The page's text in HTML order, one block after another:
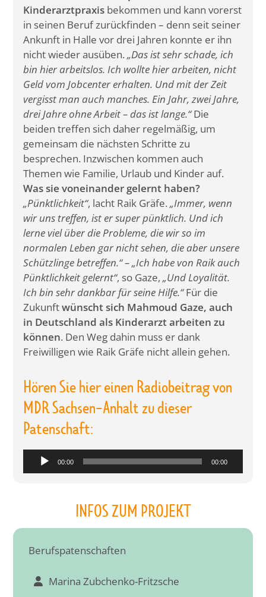
Kinderarztpraxis bekommen und kann vorerst
in seinen Beruf zurückfinden – denn seit seiner
Ankunft in Halle vor drei Jahren konnte er ihn
nicht wieder ausüben.„Das ist sehr schade, ich
bin hier arbeitslos. Ich wollte hier arbeiten, nicht
Geld vom Jobcenter erhalten. Und mit der Zeit
vergisst man auch manches. Ein Jahr, zwei Jahre,
drei Jahre ohne Arbeit – das ist lange.“Die
beiden treffen sich daher regelmäßig, um
gemeinsam die nächsten Schritte zu
besprechen. Inzwischen kommen auch
Themen wie Familie, Urlaub und Kinder auf.
Was sie voneinander gelernt haben?
„Pünktlichkeit“, lacht Raik Gräfe.„Immer, wenn
wir uns treffen, ist er super pünktlich. Und ich
lerne viel über die Probleme, die wir so im
normalen Leben gar nicht sehen, die aber unsere
Schützlinge betreffen.“ – „Ich habe von Raik auch
Pünktlichkeit gelernt“, so Gaze,„Und Loyalität.
Ich bin sehr dankbar für seine Hilfe.“Für die
Zukunftwünscht sich Mahmoud Gaze, auch
in Deutschland als Kinderarzt arbeiten zu
können. Den Weg dahin muss er dank
Freiwilligen wie Raik Gräfe nicht allein gehen.
Hören Sie hier einen Radiobeitrag von
MDR Sachsen-Anhalt zu dieser
Patenschaft:
Audio-
Player
00:00 00:00
INFOS ZUM PROJEKT
Berufspatenschaften
Marina Zubchenko-Fritzsche